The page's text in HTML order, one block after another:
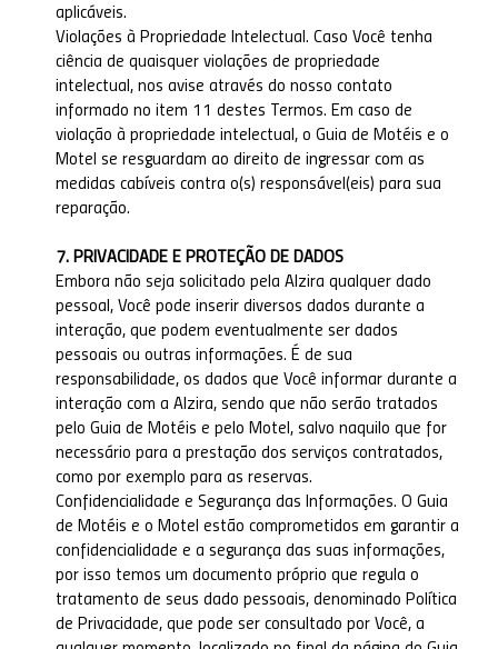
aplicáveis.
Violações à Propriedade Intelectual. Caso Você tenha
ciência de quaisquer violações de propriedade
intelectual, nos avise através do nosso contato
informado no item 11 destes Termos. Em caso de
violação à propriedade intelectual, o Guia de Motéis e o
Motel se resguardam ao direito de ingressar com as
medidas cabíveis contra o(s) responsável(eis) para sua
reparação.
7. PRIVACIDADE E PROTEÇÃO DE DADOS
Embora não seja solicitado pela Alzira qualquer dado
pessoal, Você pode inserir diversos dados durante a
interação, que podem eventualmente ser dados
pessoais ou outras informações. É de sua
responsabilidade, os dados que Você informar durante a
interação com a Alzira, sendo que não serão tratados
pelo Guia de Motéis e pelo Motel, salvo naquilo que for
necessário para a prestação dos serviços contratados,
como por exemplo para as reservas.
Confidencialidade e Segurança das Informações. O Guia
de Motéis e o Motel estão comprometidos em garantir a
confidencialidade e a segurança das suas informações,
por isso temos um documento próprio que regula o
tratamento de seus dado pessoais, denominado Política
de Privacidade, que pode ser consultado por Você, a